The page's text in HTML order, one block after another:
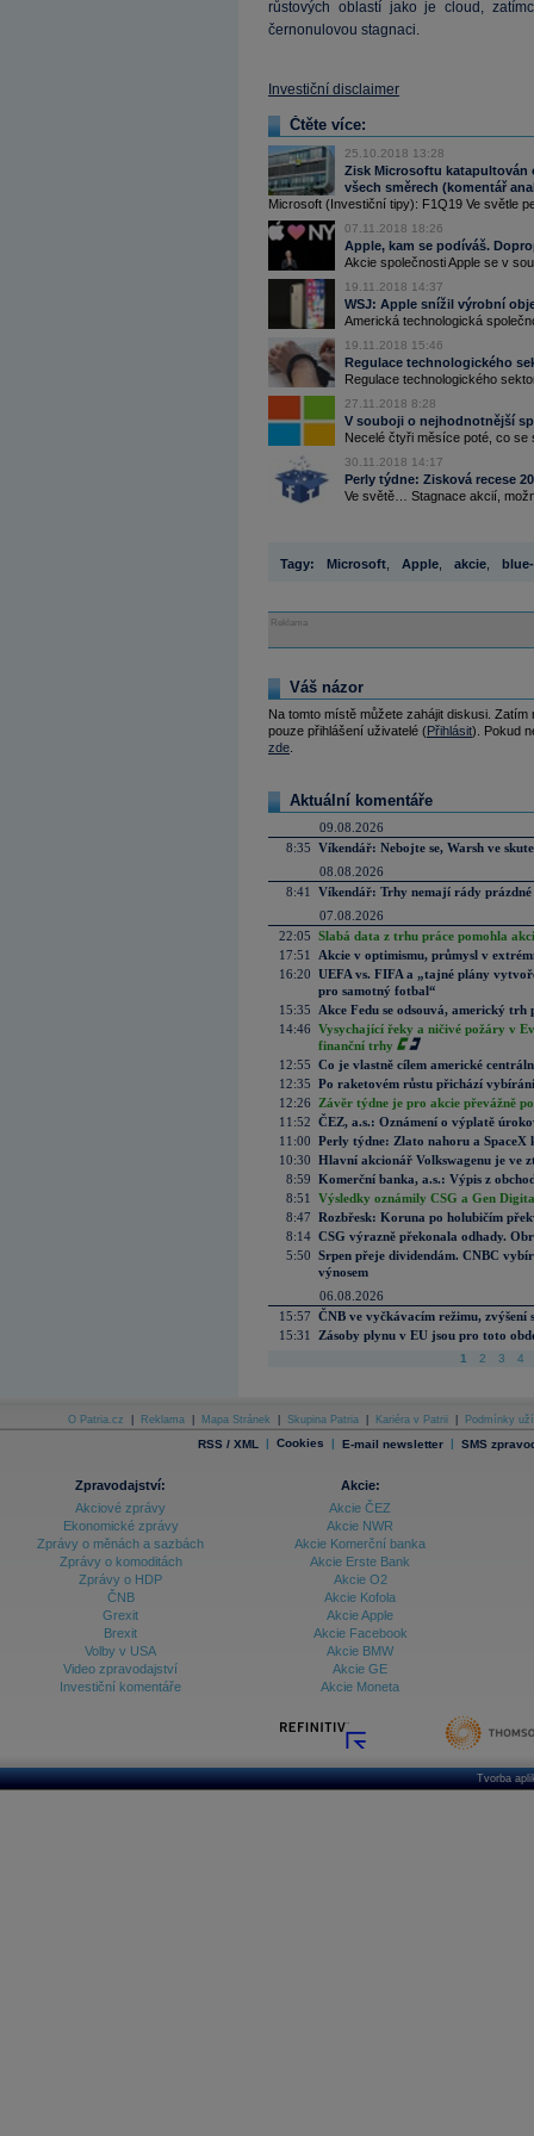
růstových oblastí jako je cloud,
černonulovou stagnaci.
Investiční disclaimer
Čtěte více:
25.10.2018 13:28
Zisk Microsoftu katapultován
všech směrech (komentář
Microsoft (Investiční tipy): F1Q19 Ve světle
07.11.2018 18:26
Apple, kam se podíváš.
Akcie společnosti Apple se v
19.11.2018 14:37
WSJ: Apple snížil výrobní
Americká technologická
19.11.2018 15:46
Regulace technologického
Regulace technologického
27.11.2018 8:28
V souboji o nejhodnotnější
Necelé čtyři měsíce poté, co se
30.11.2018 14:17
Perly týdne: Zisková recese
Ve světě… Stagnace akcií,
Tagy: Microsoft Apple akcie
Reklama
Váš názor
Na tomto místě můžete zahájit diskusi.
pouze přihlášení uživatelé (Přihlásit). Pokud
zde
Aktuální komentáře
09.08.2026
8:35 Víkendář: Nebojte se, Warsh ve
08.08.2026
8:41
Víkendář: Trhy nemají rády prázdné
07.08.2026
22:05 Slabá data z trhu práce pomohla
17:51
Akcie v optimismu, průmysl v
16:20 UEFA vs. FIFA a „tajné plány
pro samotný fotbal“
15:35
Akce Fedu se odsouvá, americký
14:46 Vysychající řeky a ničivé požáry v
finanční trhy
12:55 Co je vlastně cílem americké
12:35 Po raketovém růstu přichází
12:26
Závěr týdne je pro akcie převážně
11:52 ČEZ, a.s.: Oznámení o výplatě
11:00 Perly týdne: Zlato nahoru a SpaceX
10:30 Hlavní akcionář Volkswagenu je ve
8:59 Komerční banka, a.s.: Výpis z
8:51
Výsledky oznámily CSG a Gen
8:47 Rozbřesk: Koruna po holubičím
8:14 CSG výrazně překonala odhady.
5:50 Srpen přeje dividendám. CNBC
výnosem
06.08.2026
15:57 ČNB ve vyčkávacím režimu, zvýšení
15:31
Zásoby plynu v EU jsou pro toto
1 2 3 4
O Patria.cz Reklama Mapa Stránek Skupina Patria Kariéra v Patrii Podmínky
RSS / XML | Cookies | E-mail newsletter | SMS
Zpravodajství:
Akciové zprávy
Ekonomické zprávy
Zprávy o měnách a sazbách
Zprávy o komoditách
Zprávy o HDP
ČNB
Grexit
Brexit
Volby v USA
Video zpravodajství
Investiční komentáře
Akcie:
Akcie ČEZ
Akcie NWR
Akcie Komerční banka
Akcie Erste Bank
Akcie O2
Akcie Kofola
Akcie Apple
Akcie Facebook
Akcie BMW
Akcie GE
Akcie Moneta
Tvorba